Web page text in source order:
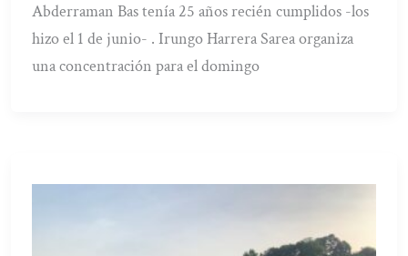
Abderraman Bas tenía 25 años recién cumplidos -los
hizo el 1 de junio- . Irungo Harrera Sarea organiza
una concentración para el domingo